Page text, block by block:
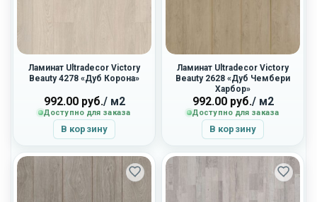
Ламинат Ultradecor Victory
Beauty 4278 «Дуб Корона»
992.00руб./ м2
Доступно для заказа
В корзину
Ламинат Ultradecor Victory
Beauty 2628 «Дуб Чембери
Харбор»
992.00руб./ м2
Доступно для заказа
В корзину